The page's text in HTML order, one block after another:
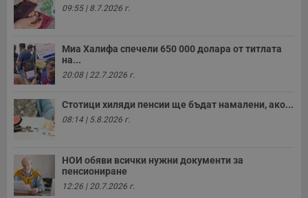
09:55 | 8.7.2026 г.
Миа Халифа спечели 650 000 долара от титлата
на...
20:08 | 22.7.2026 г.
Стотици хиляди пенсии ще бъдат намалени, ако...
08:14 | 5.8.2026 г.
НОИ обяви всички нужни документи за
пенсиониране
12:26 | 20.7.2026 г.